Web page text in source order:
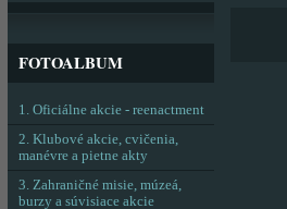
FOTOALBUM
1. Oficiálne akcie - reenactment
2. Klubové akcie, cvičenia,
manévre a pietne akty
3. Zahraničné misie, múzeá,
burzy a súvisiace akcie